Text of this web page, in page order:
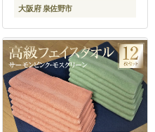
大阪府 泉佐野市